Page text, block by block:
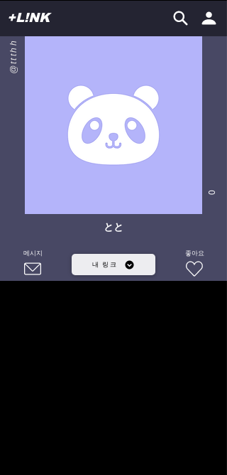
+L!NK
@ttthh
0
とと
메시지
내 링크
좋아요